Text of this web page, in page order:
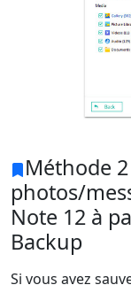
Méthode
photos/
Note 12 à
Backup
Si vous avez